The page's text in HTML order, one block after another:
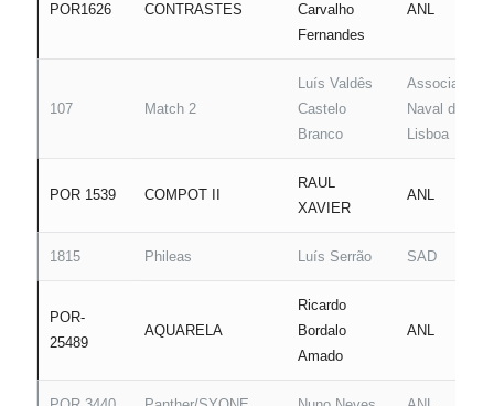
POR1626 CONTRASTES
Carvalho
Fernandes
ANL
107 Match 2
Luís Valdês
Castelo
Branco
Associação
Naval de
Lisboa
POR 1539 COMPOT II
RAUL
XAVIER
ANL
1815 Phileas Luís Serrão SAD
POR-
25489
AQUARELA
Ricardo
Bordalo
Amado
ANL